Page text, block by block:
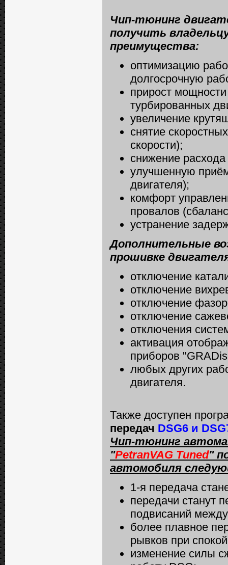
Чип-тюнинг
получить
преимущества:
оптимизацию
долгосрочную
прирост
турбированных
увеличение
снятие
скорости);
снижение
улучшенную
двигателя);
комфорт
провалов
устранение
Дополнительные
прошивке
отключение
отключение
отключение
отключение
отключения
активация
приборов
любых других
двигателя.
Также доступен
передач DSG6 и
Чип-тюнинг
"PetranVAG Tuned"
автомобиля
1-я передача
передачи станут
подвисаний
более плавное
рывков при
изменение силы